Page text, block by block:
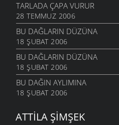
TARLADA ÇAPA VURUR
28 TEMMUZ 2006
BU DAĞLARIN DÜZÜNA
18 ŞUBAT 2006
BU DAĞLARIN DÜZÜNA
18 ŞUBAT 2006
BU DAĞIN AYLIMINA
18 ŞUBAT 2006
ATTILA ŞIMŞEK